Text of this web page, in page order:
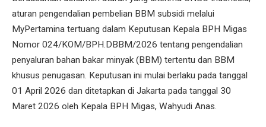
aturan pengendalian pembelian BBM subsidi melalui
MyPertamina tertuang dalam Keputusan Kepala BPH Migas
Nomor 024/KOM/BPH.DBBM/2026 tentang pengendalian
penyaluran bahan bakar minyak (BBM) tertentu dan BBM
khusus penugasan. Keputusan ini mulai berlaku pada tanggal
01 April 2026 dan ditetapkan di Jakarta pada tanggal 30
Maret 2026 oleh Kepala BPH Migas, Wahyudi Anas.